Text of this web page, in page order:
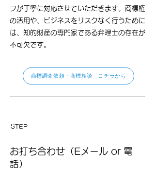
フが丁寧に対応させていただきます。商標権
の活用や、ビジネスをリスクなく行うために
は、知的財産の専門家である弁理士の存在が
不可欠です。
商標調査依頼・商標相談 コチラから
​STEP
お打ち合わせ（Eメール or 電
話）